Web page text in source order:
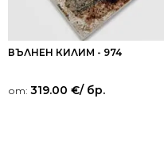
ВЪЛНЕН КИЛИМ - 974
от: 319.00 €/ бр.